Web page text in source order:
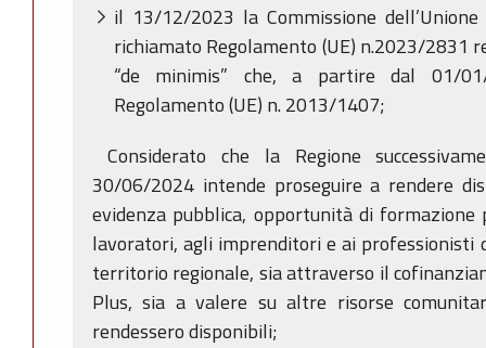
il 13/12/2023 la Commissione
richiamato Regolamento (UE) n.2023/2831
“de minimis” che, a partire dal 01/
Regolamento (UE) n. 2013/1407;
Considerato che la Regione
30/06/2024 intende proseguire a rendere
evidenza pubblica, opportunità di
lavoratori, agli imprenditori e ai professionisti
territorio regionale, sia attraverso il
Plus, sia a valere su altre risorse
rendessero disponibili;